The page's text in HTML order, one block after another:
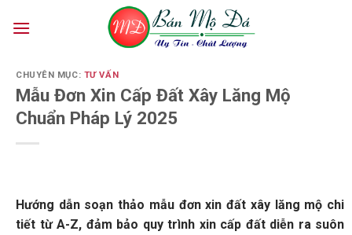
CHUYÊN MỤC: TƯ VẤN
Mẫu Đơn Xin Cấp Đất Xây Lăng Mộ
Chuẩn Pháp Lý 2025
Hướng dẫn soạn thảo mẫu đơn xin đất xây lăng mộ chi
tiết từ A-Z, đảm bảo quy trình xin cấp đất diễn ra suôn